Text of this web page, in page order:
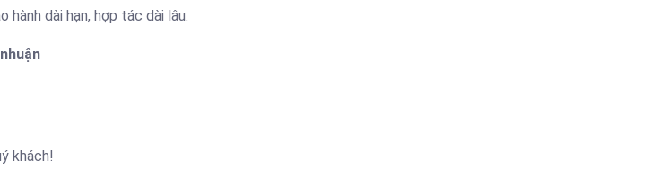
dài hạn, hợp tác dài lâu.
khách!